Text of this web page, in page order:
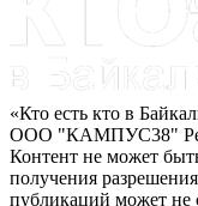
«Кто есть кто в
ООО "КАМПУС38" Рег
Контент не может
получения
публикаций может не